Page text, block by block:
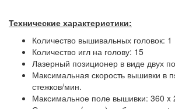
Технические характеристики:
Количество вышивальных головок: 1
Количество игл на голову: 15
Лазерный позиционер в виде двух
Максимальная скорость вышивки в
стежков/мин.
Максимальное поле вышивки: 360 x